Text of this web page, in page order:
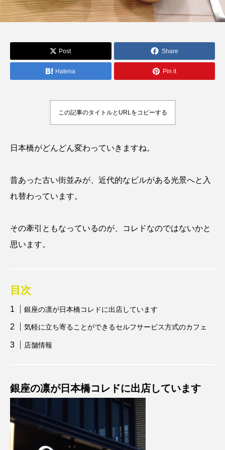
Post Share
Hatena Pin it
この記事のタイトルとURLをコピーする
日本橋がどんどん変わっていきますね。
昔あった古い街並みが、近代的なビルがある光景へと入
れ替わっています。
その牽引ともなっているのが、コレドなのではないかと
思います。
目次
銀座の凛が日本橋コレドに出店しています
気軽に立ち寄ることができるセルフサービス方式のカフェ
店舗情報
銀座の凛が日本橋コレドに出店しています